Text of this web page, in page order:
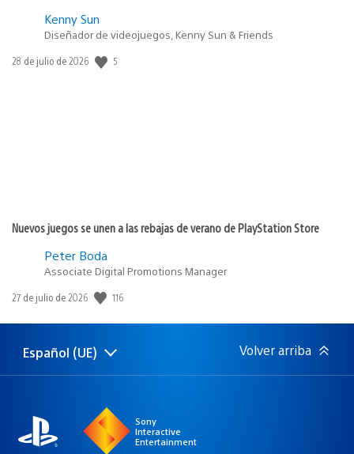
Kenny Sun
Diseñador de videojuegos, Kenny Sun & Friends
Fecha
28 de julio de 2026 5
Nuevos juegos se unen a las rebajas de verano de PlayStation Store
Peter Boda
Associate Digital Promotions Manager
Fecha
publicación:
27 de julio de 2026 116
Selecciona
una
Región
actual:
Español (UE) Volver arriba
Sony
Interactive
Entertainment